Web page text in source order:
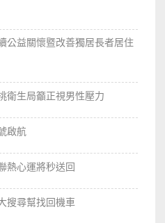
益關懷暨改善獨居長者居住
生局籲正視男性壓力
啟航
熱心運將秒送回
搜尋幫找回機車